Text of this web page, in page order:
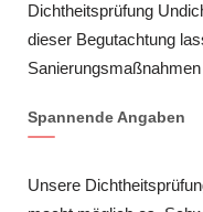
Dichtheitsprüfung
dieser Begutachtung
Spannende Angaben
Unsere